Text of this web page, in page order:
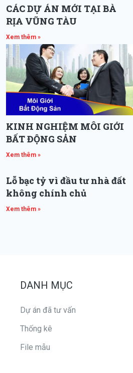
CÁC DỰ ÁN MỚI TẠI BÀ
RỊA VŨNG TÀU
Xem thêm »
KINH NGHIỆM MÔI GIỚI
BẤT ĐỘNG SẢN
Xem thêm »
Lỗ bạc tỷ vì đầu tư nhà đất
không chính chủ
Xem thêm »
DANH MỤC
Dự án đã tư vấn
Thống kê
File mẫu